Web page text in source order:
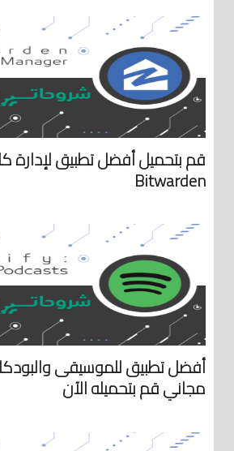
قم بتحميل أفضل تطبيق لإدارة
Bitwarden
أفضل تطبيق للموسيقى
مجاني قم بتحميله الآن